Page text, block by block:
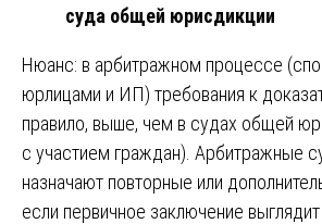
суда общей юрисдикции
Нюанс: в арбитражном процессе
юрлицами и ИП) требования к
правило, выше, чем в судах общей
с участием граждан). Арбитражные
назначают повторные или
если первичное заключение